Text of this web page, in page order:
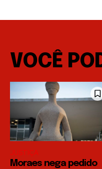
VOCÊ
JUSTIÇA
Moraes nega pedido